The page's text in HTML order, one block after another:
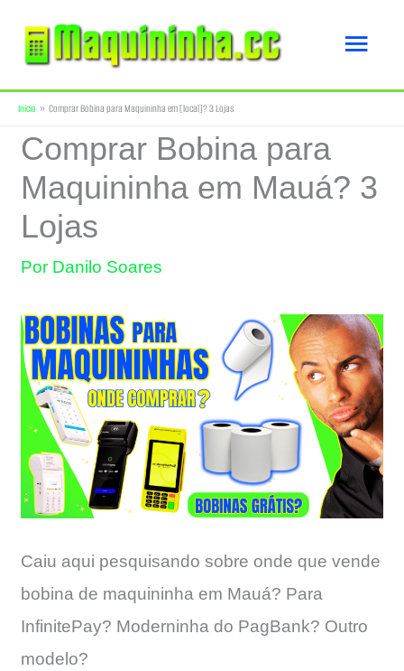
para
conteúdo
Início Comprar Bobina para Maquininha em [local]? 3 Lojas
Comprar Bobina para
Maquininha em Mauá? 3
Lojas
Por Danilo Soares
Caiu aqui pesquisando sobre onde que vende
bobina de maquininha em Mauá? Para
InfinitePay? Moderninha do PagBank? Outro
modelo?